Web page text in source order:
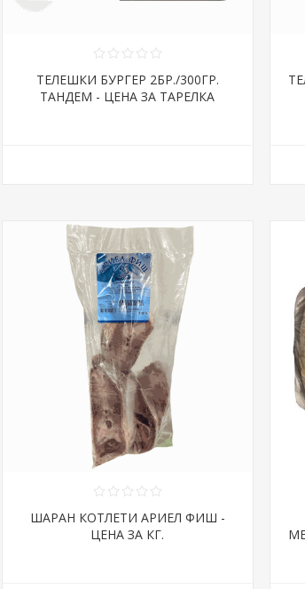
ТЕЛЕШКИ БУРГЕР 2БР./300ГР.
ТАНДЕМ - ЦЕНА ЗА ТАРЕЛКА
ШАРАН КОТЛЕТИ АРИЕЛ ФИШ -
ЦЕНА ЗА КГ.